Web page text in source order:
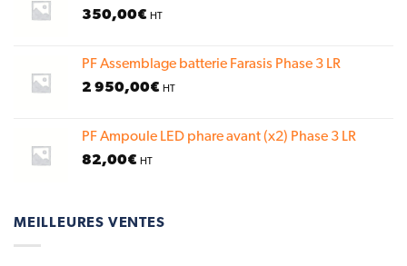
350,00€ HT
PF Assemblage batterie Farasis Phase 3 LR
2 950,00€ HT
PF Ampoule LED phare avant (x2) Phase 3 LR
82,00€ HT
MEILLEURES VENTES